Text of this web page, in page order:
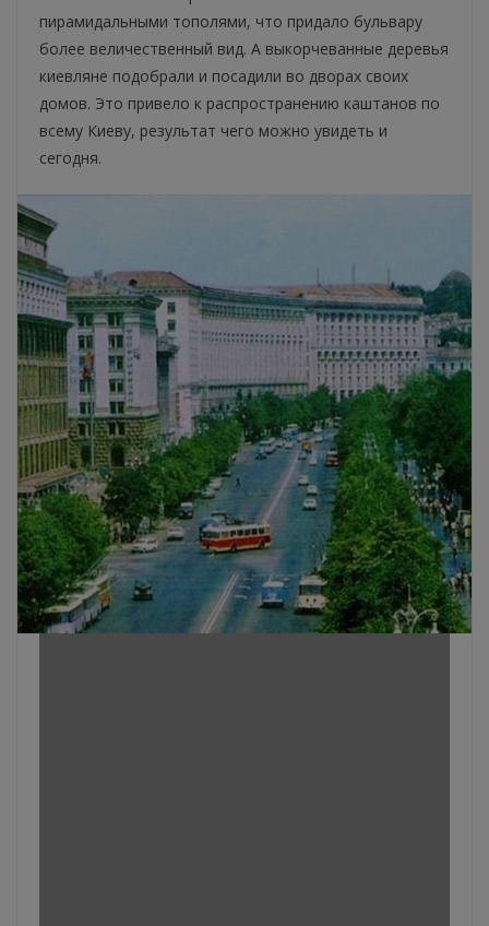
пирамидальными тополями, что придало бульвару
более величественный вид. А выкорчеванные деревья
киевляне подобрали и посадили во дворах своих
домов. Это привело к распространению каштанов по
всему Киеву, результат чего можно увидеть и
сегодня.